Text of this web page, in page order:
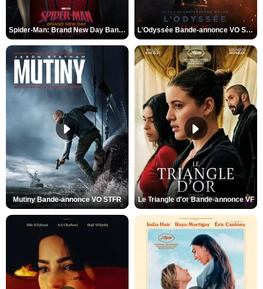
Spider-Man: Brand New Day Bande-annonce VO STFR L'Odyssée Bande-annonce VO STFR
Mutiny Bande-annonce VO STFR Le Triangle d'or Bande-annonce VF